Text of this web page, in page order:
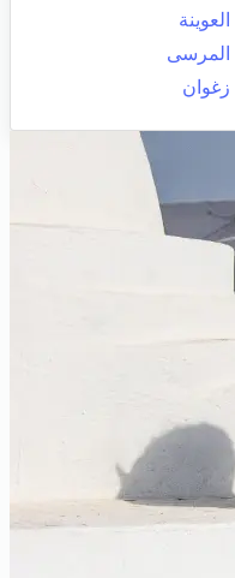
العوينة
المرسى
زغوان